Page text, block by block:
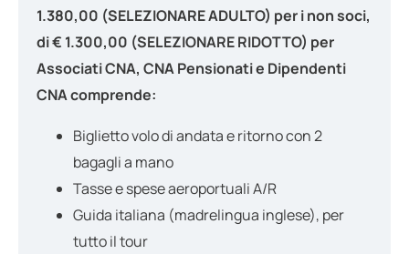
1.380,00 (SELEZIONARE ADULTO) per i non soci,
di € 1.300,00 (SELEZIONARE RIDOTTO) per
Associati CNA, CNA Pensionati e Dipendenti
CNA comprende:
Biglietto volo di andata e ritorno con 2
bagagli a mano
Tasse e spese aeroportuali A/R
Guida italiana (madrelingua inglese), per
tutto il tour